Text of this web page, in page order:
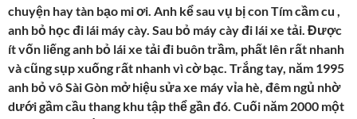
chuyện hay tàn bạo mi ơi. Anh kể sau vụ bị con Tím cầm cu ,
anh bỏ học đi lái máy cày. Sau bỏ máy cày đi lái xe tải. Được
ít vốn liếng anh bỏ lái xe tải đi buôn trầm, phất lên rất nhanh
và cũng sụp xuống rất nhanh vì cờ bạc. Trắng tay, năm 1995
anh bỏ vô Sài Gòn mở hiệu sửa xe máy vỉa hè, đêm ngủ nhờ
dưới gầm cầu thang khu tập thể gần đó. Cuối năm 2000 một